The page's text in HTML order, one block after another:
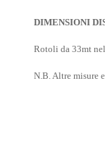
DIMENSIONI
Rotoli da 33mt
N.B. Altre misure